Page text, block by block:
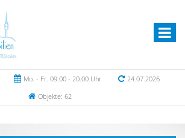
Mo. - Fr. 09.00 - 20.00 Uhr
24.07.2026
Objekte: 62